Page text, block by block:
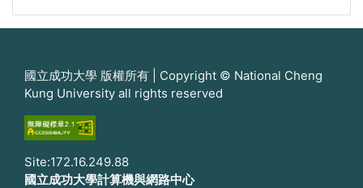
國立成功大學 版權所有 | Copyright © National Cheng
Kung University all rights reserved
Site:172.16.249.88
國立成功大學計算機與網路中心